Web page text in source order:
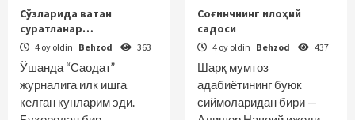
Сўзларида ватан
суратланар…
4 oy oldin Behzod 363
Ўшанда “Саодат”
журналига илк ишга
келган кунларим эди.
Соғинчнинг илоҳий
садоси
4 oy oldin Behzod 437
Шарқ мумтоз
адабиётининг буюк
сиймоларидан бири —